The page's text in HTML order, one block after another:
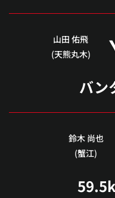
山田 佑飛
(天熊丸木)
バン
鈴木 尚也
(蟹江)